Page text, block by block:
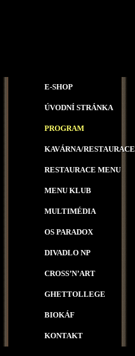
E-SHOP
ÚVODNÍ STRÁNKA
PROGRAM
KAVÁRNA/RESTAURACE
RESTAURACE MENU
MENU KLUB
MULTIMÉDIA
OS PARADOX
DIVADLO NP
CROSS’N’ART
GHETTOLLEGE
BIOKÁF
KONTAKT